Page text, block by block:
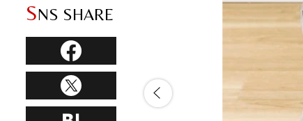
SNS SHARE